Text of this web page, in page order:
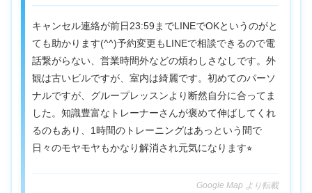
キャンセル連絡が前日23:59までLINEでOKというのがと
ても助かります(^^)予約変更もLINEで相談できるので電
話繋がらない、営業時間外などの煩わしさなしです。外
観は古いビルですが、室内は綺麗です。初めてのパーソ
ナルですが、グループレッスンより断然自分に合ってま
した。知識豊富なトレーナーさんが褒めて伸ばしてくれ
るのもあり、1時間のトレーニングはあっという間で
日々のモヤモヤもかなり解消され元気になります⭐︎
Google Map より転載